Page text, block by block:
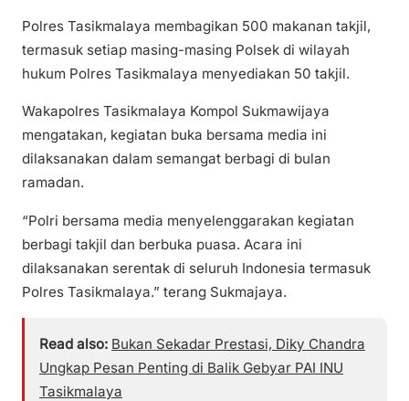
Polres Tasikmalaya membagikan 500 makanan takjil,
termasuk setiap masing-masing Polsek di wilayah
hukum Polres Tasikmalaya menyediakan 50 takjil.
Wakapolres Tasikmalaya Kompol Sukmawijaya
mengatakan, kegiatan buka bersama media ini
dilaksanakan dalam semangat berbagi di bulan
ramadan.
“Polri bersama media menyelenggarakan kegiatan
berbagi takjil dan berbuka puasa. Acara ini
dilaksanakan serentak di seluruh Indonesia termasuk
Polres Tasikmalaya.” terang Sukmajaya.
Read also: Bukan Sekadar Prestasi, Diky Chandra
Ungkap Pesan Penting di Balik Gebyar PAI INU
Tasikmalaya